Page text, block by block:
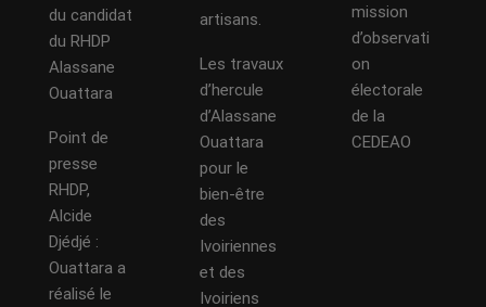
du candidat
du RHDP
Alassane
Ouattara
Point de
presse
RHDP,
Alcide
Djédjé :
Ouattara a
réalisé le
artisans.
Les travaux
d’hercule
d’Alassane
Ouattara
pour le
bien-être
des
Ivoiriennes
et des
Ivoiriens
mission
d’observati
on
électorale
de la
CEDEAO